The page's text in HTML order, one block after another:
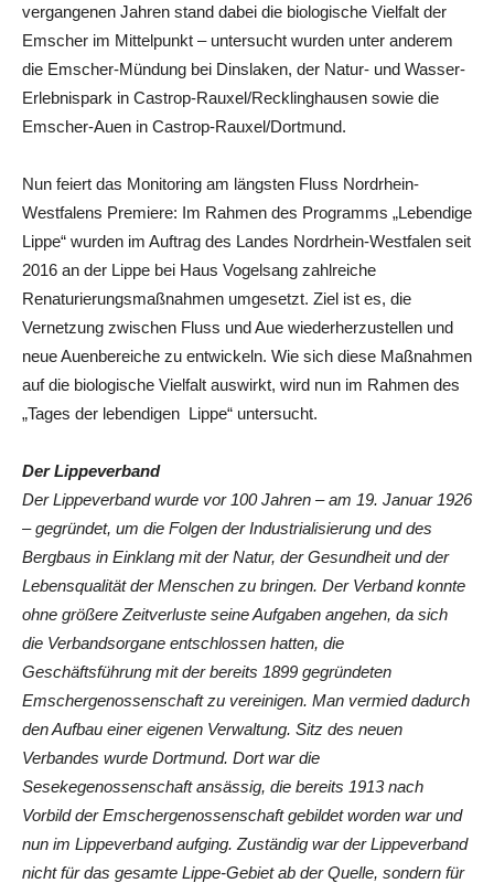
vergangenen Jahren stand dabei die biologische Vielfalt der
Emscher im Mittelpunkt – untersucht wurden unter anderem
die Emscher-Mündung bei Dinslaken, der Natur- und Wasser-
Erlebnispark in Castrop-Rauxel/Recklinghausen sowie die
Emscher-Auen in Castrop-Rauxel/Dortmund.
Nun feiert das Monitoring am längsten Fluss Nordrhein-
Westfalens Premiere: Im Rahmen des Programms „Lebendige
Lippe“ wurden im Auftrag des Landes Nordrhein-Westfalen seit
2016 an der Lippe bei Haus Vogelsang zahlreiche
Renaturierungsmaßnahmen umgesetzt. Ziel ist es, die
Vernetzung zwischen Fluss und Aue wiederherzustellen und
neue Auenbereiche zu entwickeln. Wie sich diese Maßnahmen
auf die biologische Vielfalt auswirkt, wird nun im Rahmen des
„Tages der lebendigen Lippe“ untersucht.
Der Lippeverband
Der Lippeverband wurde vor 100 Jahren – am 19. Januar 1926
– gegründet, um die Folgen der Industrialisierung und des
Bergbaus in Einklang mit der Natur, der Gesundheit und der
Lebensqualität der Menschen zu bringen. Der Verband konnte
ohne größere Zeitverluste seine Aufgaben angehen, da sich
die Verbandsorgane entschlossen hatten, die
Geschäftsführung mit der bereits 1899 gegründeten
Emschergenossenschaft zu vereinigen. Man vermied dadurch
den Aufbau einer eigenen Verwaltung. Sitz des neuen
Verbandes wurde Dortmund. Dort war die
Sesekegenossenschaft ansässig, die bereits 1913 nach
Vorbild der Emschergenossenschaft gebildet worden war und
nun im Lippeverband aufging. Zuständig war der Lippeverband
nicht für das gesamte Lippe-Gebiet ab der Quelle, sondern für